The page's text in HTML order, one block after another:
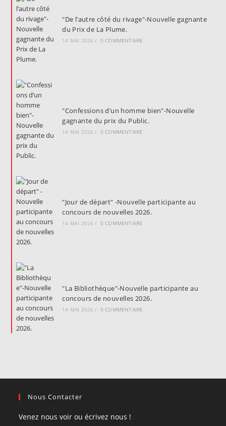
"De l’autre côté du rivage"-Nouvelle gagnante
du Prix de La Plume.
14 MAI 2026 / 0 COMMENTAIRE
"Confessions d’un homme bien"-Nouvelle
gagnante du prix du Public.
14 MAI 2026 / 0 COMMENTAIRE
"Jour de départ" -Nouvelle participante au
concours de nouvelles 2026.
14 MAI 2026 / 0 COMMENTAIRE
"La Bibliothèque"-Nouvelle participante au
concours de nouvelles 2026.
14 MAI 2026 / 0 COMMENTAIRE
Nous Contacter
Venez nous voir ou écrivez nous !